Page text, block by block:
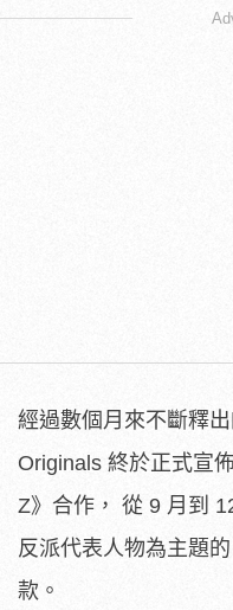
經過數個月來不斷釋
Originals 終於正式宣
Z》合作， 從 9 月到
反派代表人物為主題
款。